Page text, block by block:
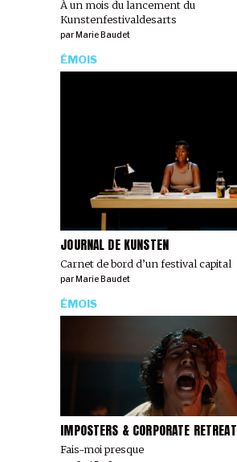
À un mois du lancement du
Kunstenfestivaldesarts
parMarie Baudet
JOURNAL DE KUNSTEN
Carnet de bord d’un festival capital
ÉMOIS
par Marie Baudet
IMPOSTERS & CORPORATE RETREAT
Fais-moi presque
ÉMOIS